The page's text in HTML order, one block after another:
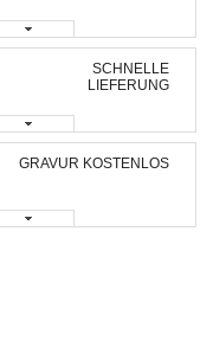
SCHNELLE
LIEFERUNG
GRAVUR KOSTENLOS